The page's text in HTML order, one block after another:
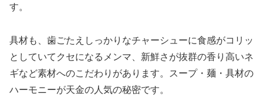
す。
具材も、歯ごたえしっかりなチャーシューに食感がコリッ
としていてクセになるメンマ、新鮮さが抜群の香り高いネ
ギなど素材へのこだわりがあります。スープ・麺・具材の
ハーモニーが天金の人気の秘密です。